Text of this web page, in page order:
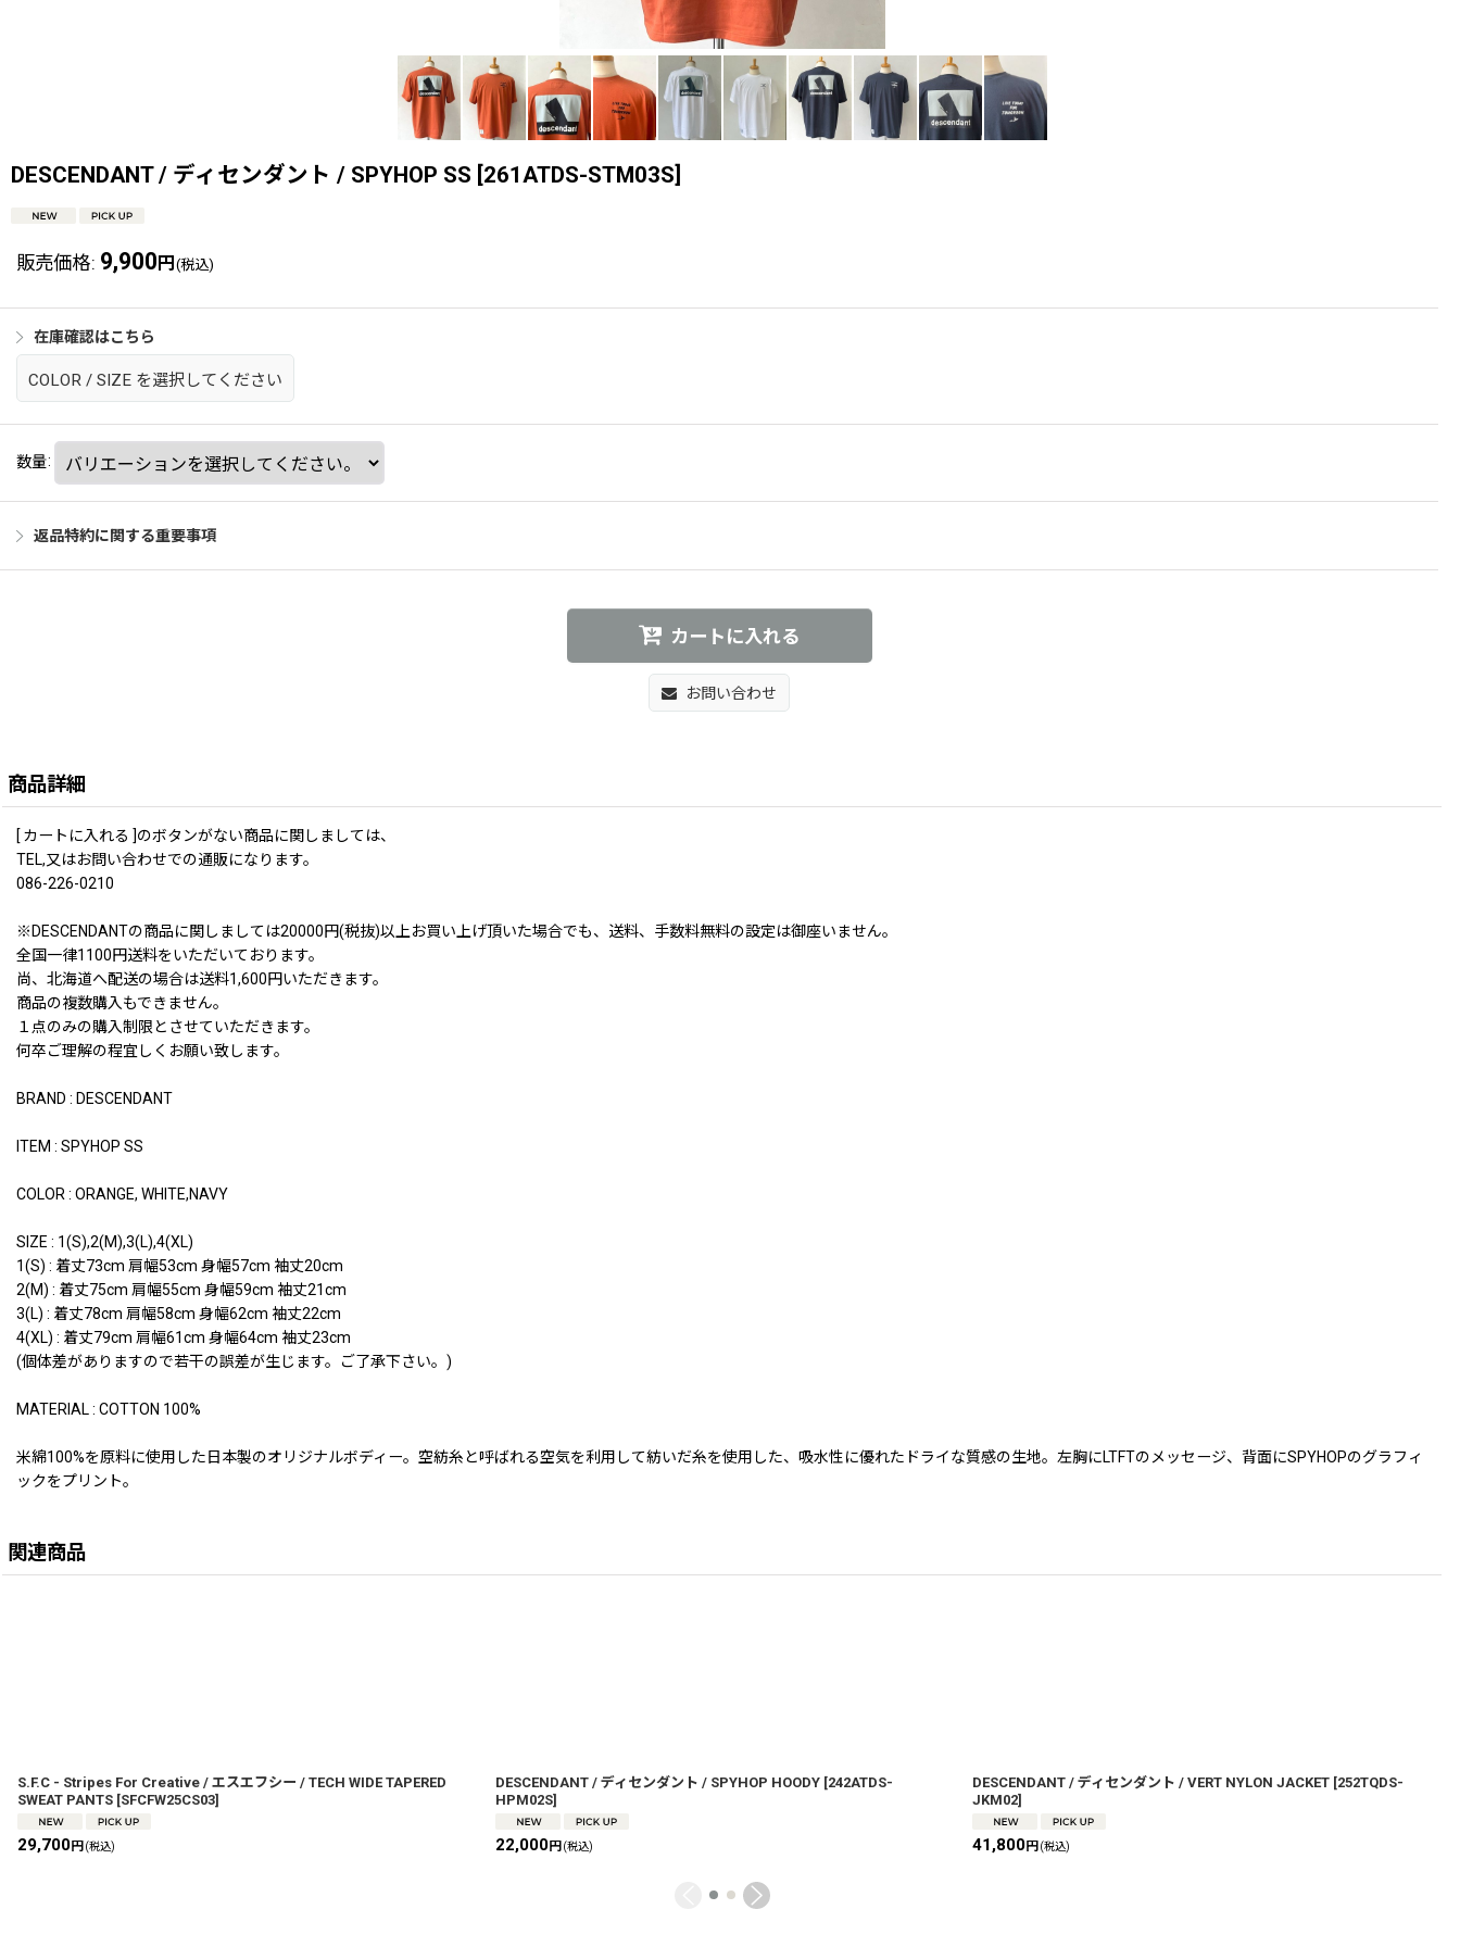
DESCENDANT / ディセンダント / SPYHOP SS [261ATDS-STM03S]
販売価格: 9,900 円 (税込)
在庫確認はこちら
COLOR / SIZE を選択してください
数量:
返品特約に関する重要事項
カートに入れる
お問い合わせ
商品詳細
[ カートに入れる ]のボタンがない商品に関しましては、
TEL,又はお問い合わせでの通販になります。
086-226-0210
※DESCENDANTの商品に関しましては20000円(税抜)以上お買い上げ頂いた場合でも、送料、手数料無料の設定は御座いません。
全国一律1100円送料をいただいております。
尚、北海道へ配送の場合は送料1,600円いただきます。
商品の複数購入もできません。
１点のみの購入制限とさせていただきます。
何卒ご理解の程宜しくお願い致します。
BRAND : DESCENDANT
ITEM : SPYHOP SS
COLOR : ORANGE, WHITE,NAVY
SIZE : 1(S),2(M),3(L),4(XL)
1(S) : 着丈73cm 肩幅53cm 身幅57cm 袖丈20cm
2(M) : 着丈75cm 肩幅55cm 身幅59cm 袖丈21cm
3(L) : 着丈78cm 肩幅58cm 身幅62cm 袖丈22cm
4(XL) : 着丈79cm 肩幅61cm 身幅64cm 袖丈23cm
(個体差がありますので若干の誤差が生じます。ご了承下さい。)
MATERIAL : COTTON 100%
米綿100%を原料に使用した日本製のオリジナルボディー。空紡糸と呼ばれる空気を利用して紡いだ糸を使用した、吸水性に優れたドライな質感の生地。左胸にLTFTのメッセージ、背面にSPYHOPのグラフィ
ックをプリント。
関連商品
S.F.C - Stripes For Creative / エスエフシー / TECH WIDE TAPERED
SWEAT PANTS [SFCFW25CS03]
29,700円(税込)
DESCENDANT / ディセンダント / SPYHOP HOODY [242ATDS-
HPM02S]
22,000円 (税込)
DESCENDANT / ディセンダント / VERT NYLON JACKET [252TQDS-
JKM02]
41,800円(税込)